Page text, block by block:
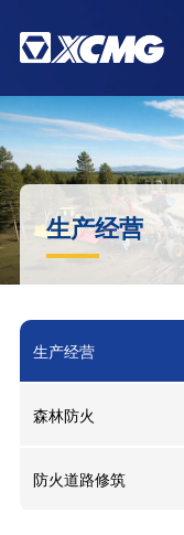
生产经营
生产经营
森林防火
防火道路修筑